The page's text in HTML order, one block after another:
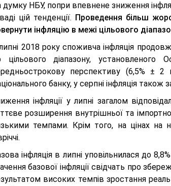
думку НБУ, попри впевнене зниження
цій тенденції. Проведення більш
інфляцію в межі цільового
2018 року споживча інфляція
цільового діапазону,
перспективу (6,5% ± 2
банку, у серпні інфляція
інфляції у липні загалом
розширення внутрішньої та
темпами. Крім того, на цінах на
інфляція в липні уповільнилася до
базової інфляції свідчать про
високих темпів зростання